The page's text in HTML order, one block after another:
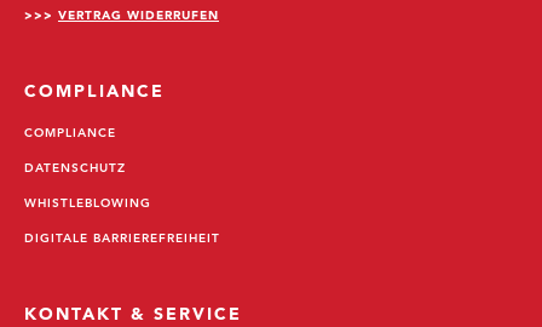
>>> VERTRAG WIDERRUFEN
COMPLIANCE
COMPLIANCE
DATENSCHUTZ
WHISTLEBLOWING
DIGITALE BARRIEREFREIHEIT
KONTAKT & SERVICE